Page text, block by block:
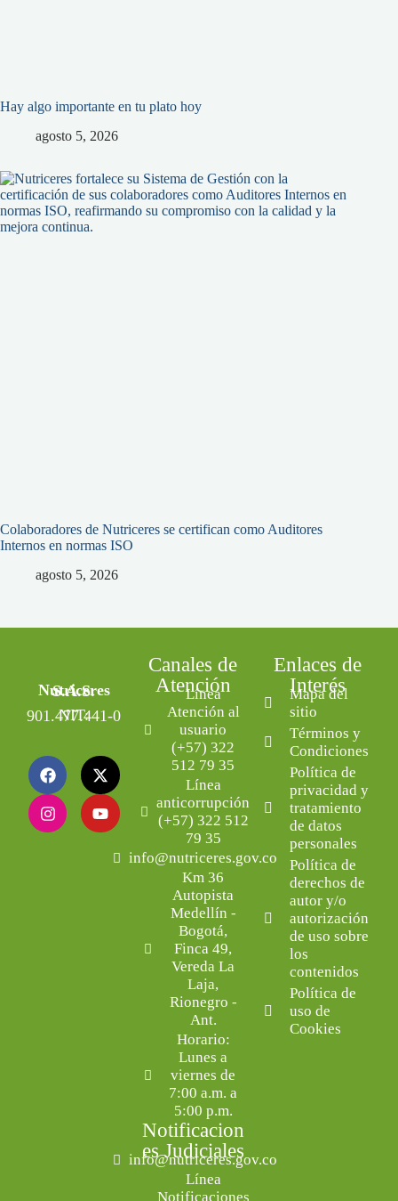
Hay algo importante en tu plato hoy
agosto 5, 2026
Colaboradores de Nutriceres se certifican como Auditores
Internos en normas ISO
agosto 5, 2026
Nutriceres S.A.S.
NIT: 901.477.441-0
Canales de
Atención
Línea
Atención al
usuario
(+57) 322
512 79 35
Línea
anticorrupción
(+57) 322 512
79 35
info@nutriceres.gov.co
Km 36
Autopista
Medellín -
Bogotá,
Finca 49,
Vereda La
Laja,
Rionegro -
Ant.
Horario:
Lunes a
viernes de
7:00 a.m. a
5:00 p.m.
Notificacion
es Judiciales
info@nutriceres.gov.co
Línea
Notificaciones
Enlaces de
Interés
Mapa del
sitio
Términos y
Condiciones
Política de
privacidad y
tratamiento
de datos
personales
Política de
derechos de
autor y/o
autorización
de uso sobre
los
contenidos
Política de
uso de
Cookies